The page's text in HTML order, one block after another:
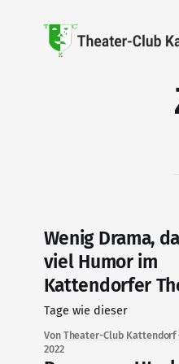
Wenig Drama,
viel Humor im
Kattendorfer
Tage wie dieser
Von Theater-Club Kattendorf
2022